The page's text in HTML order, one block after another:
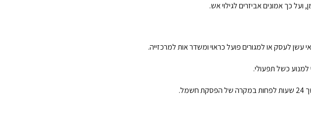
ועל כך אמונים אביזרים לגילוי אש.
עשן לעסק או למגורים פועל כראוי ומשדר אות למרכזייה.
כשל תפעולי.